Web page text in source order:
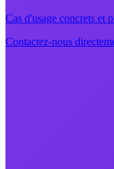
Cas d'usage concrets et
Contactez-nous